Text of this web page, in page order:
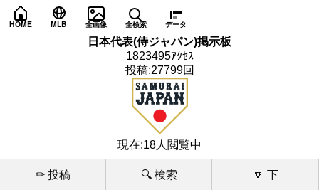
HOME MLB 全画像 全検索 データ
日本代表(侍ジャパン)掲示板
1823495ｱｸｾｽ
投稿:27799回
現在:18人閲覧中
✏ 投稿 🔍 検索 🔽 下